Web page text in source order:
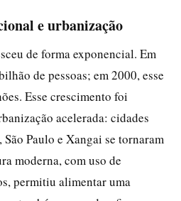
e urbanização
de forma exponencial. Em
de pessoas; em 2000, esse
Esse crescimento foi
acelerada: cidades
Paulo e Xangai se tornaram
moderna, com uso de
permitiu alimentar uma